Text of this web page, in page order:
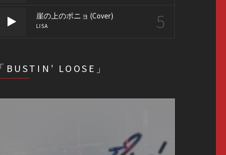
崖の上のポニョ (Cover)
LISA 5
「BUSTIN’ LOOSE」